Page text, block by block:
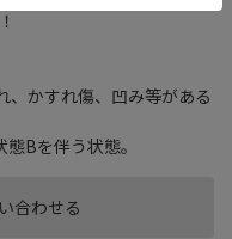
合わせる
、かすれ傷、凹み等がある
Bを伴う状態。